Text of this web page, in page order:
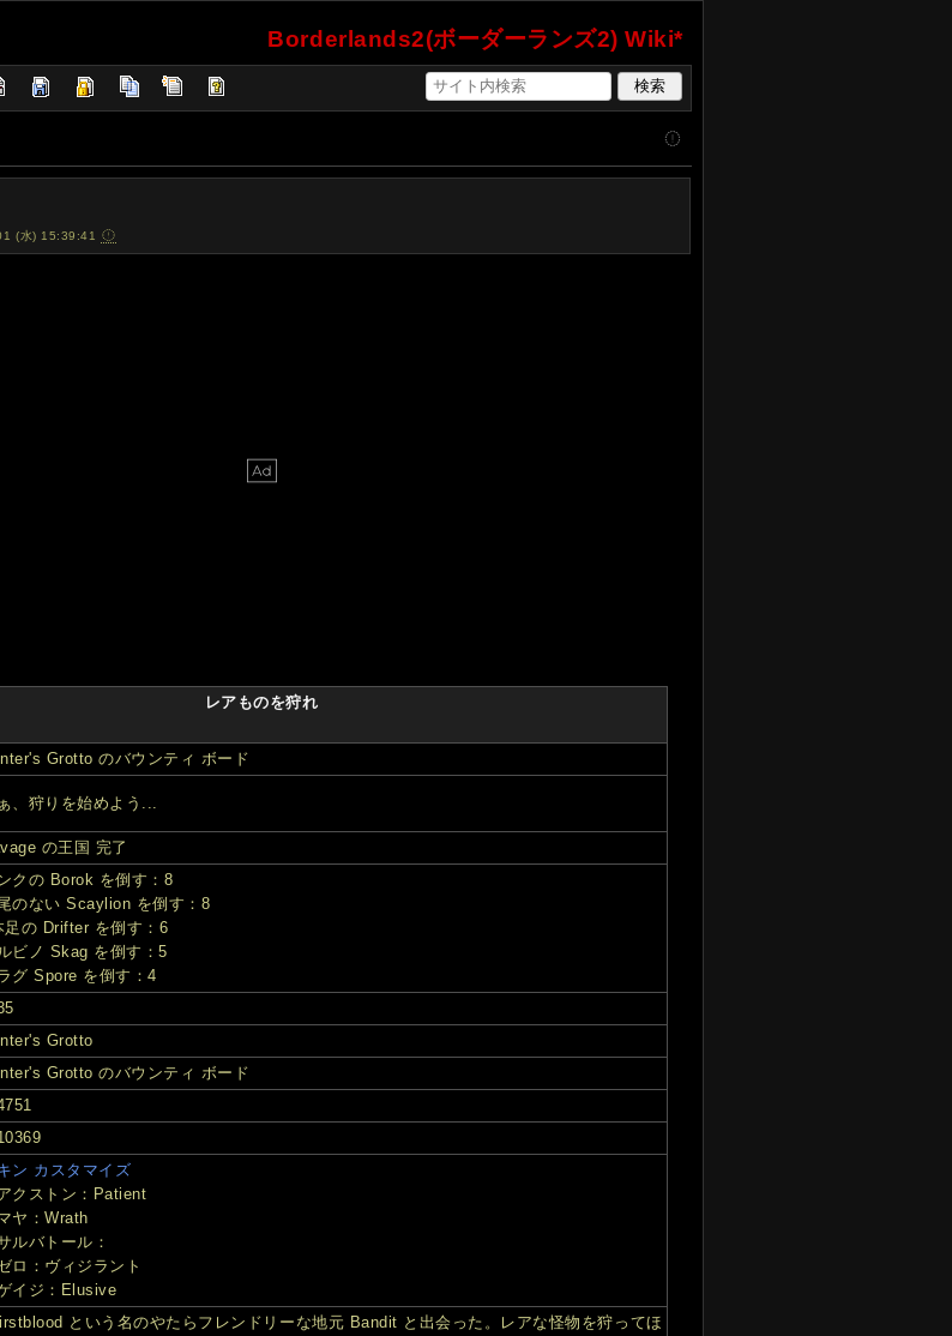
Borderlands2(ボーダーランズ2) Wiki*
(水) 15:39:41
レアものを狩れ
Grotto のバウンティ ボード
、狩りを始めよう...
の王国 完了
クの Borok を倒す：8
のない Scaylion を倒す：8
足の Drifter を倒す：6
ビノ Skag を倒す：5
グ Spore を倒す：4
Grotto
Grotto のバウンティ ボード
ン カスタマイズ
クストン：Patient
ヤ：Wrath
ルバトール：
ロ：ヴィジラント
イジ：Elusive
という名のやたらフレンドリーな地元 Bandit と出会った。レアな怪物を狩ってほ